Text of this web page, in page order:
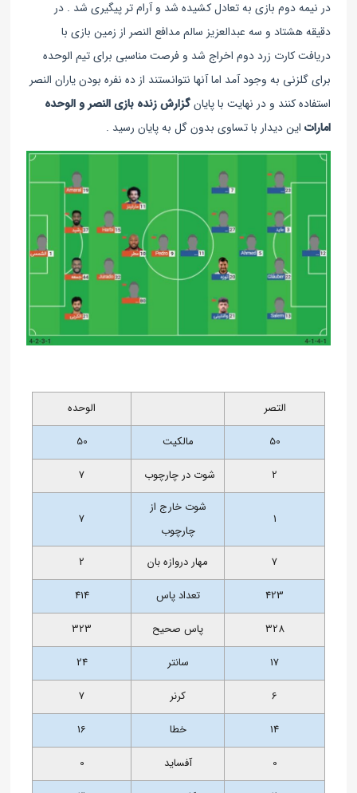
در نیمه دوم بازی به تعادل کشیده شد و آرام تر پیگیری شد . در
دقیقه هشتاد و سه عبدالعزیز سالم مدافع النصر از زمین بازی با
دریافت کارت زرد دوم اخراج شد و فرصت مناسبی برای تیم الوحده
برای گلزنی به وجود آمد اما آنها نتوانستند از ده نفره بودن یاران النصر
استفاده کنند و در نهایت با پایانگزارش زنده بازی النصر و الوحده‌
امارات این دیدار با تساوی بدون گل به پایان رسید .
التصر
الوحده
50
مالکیت
50
2
شوت در چارچوب 7
1
شوت خارج از
چارچوب
7
7 مهار دروازه بان
2
423
تعداد پاس
414
328
پاس صحیح
323
17
سانتر
24
6
کرنر
7
14
خطا
16
0
آفساید
0